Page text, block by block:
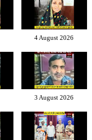
4 August 2026
3 August 2026